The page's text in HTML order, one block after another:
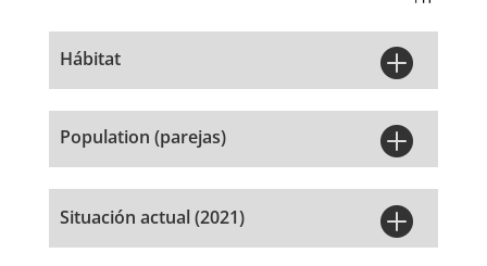
Hábitat 
Population (parejas) 
Situación actual (2021) 